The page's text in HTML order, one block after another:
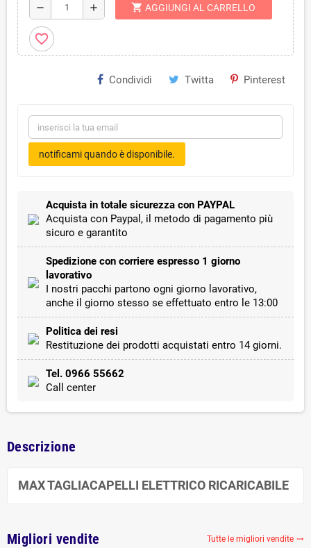
remove add shopping_cart AGGIUNGI AL CARRELLO
favorite_border
Condividi Twitta Pinterest
notificami quando è disponibile.
Acquista in totale sicurezza con PAYPAL
Acquista con Paypal, il metodo di pagamento più
sicuro e garantito
Spedizione con corriere espresso 1 giorno
lavorativo
I nostri pacchi partono ogni giorno lavorativo,
anche il giorno stesso se effettuato entro le 13:00
Politica dei resi
Restituzione dei prodotti acquistati entro 14 giorni.
Tel. 0966 55662
Call center
Descrizione
MAX TAGLIACAPELLI ELETTRICO RICARICABILE
Migliori vendite Tutte le migliori vendite 